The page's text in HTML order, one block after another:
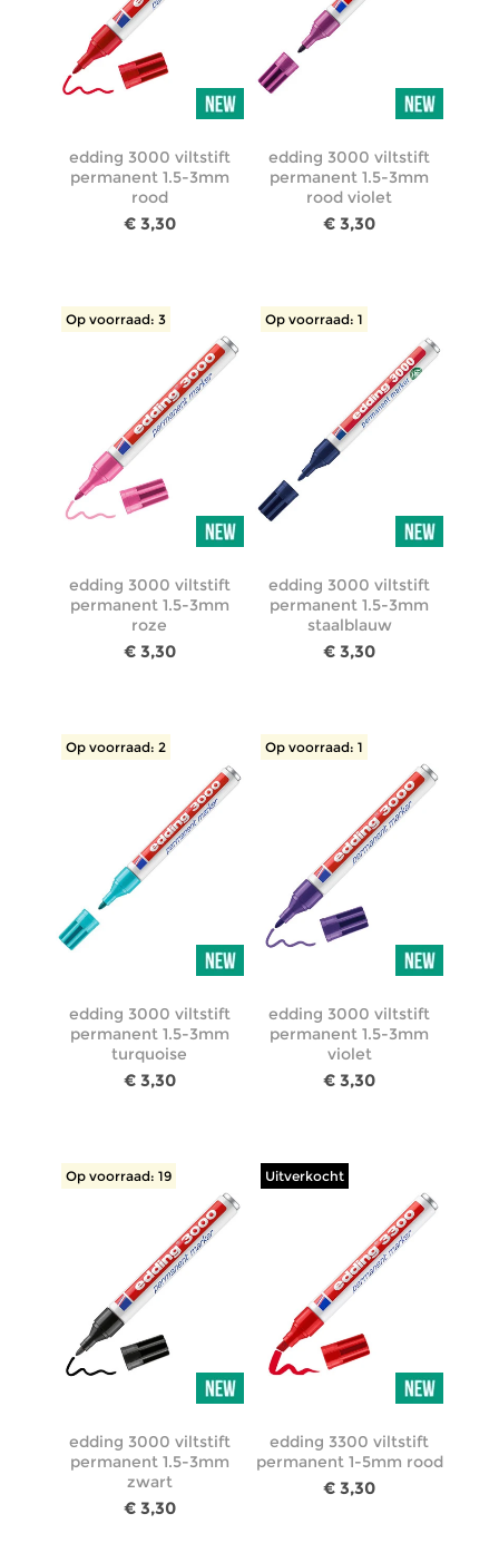
edding 3000 viltstift
permanent 1.5-3mm
rood
€ 3,30
edding 3000 viltstift
permanent 1.5-3mm
rood violet
€ 3,30
Op voorraad: 3
edding 3000 viltstift
permanent 1.5-3mm
roze
€ 3,30
Op voorraad: 1
edding 3000 viltstift
permanent 1.5-3mm
staalblauw
€ 3,30
Op voorraad: 2
edding 3000 viltstift
permanent 1.5-3mm
turquoise
€ 3,30
Op voorraad: 1
edding 3000 viltstift
permanent 1.5-3mm
violet
€ 3,30
Op voorraad: 19
edding 3000 viltstift
permanent 1.5-3mm
zwart
€ 3,30
Uitverkocht
edding 3300 viltstift
permanent 1-5mm rood
€ 3,30